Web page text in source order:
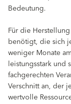
Bedeutung.
Für die
benötigt, die sich
weniger Monate
leistungsstark und
fachgerechten
Verschnitt an, der
wertvolle